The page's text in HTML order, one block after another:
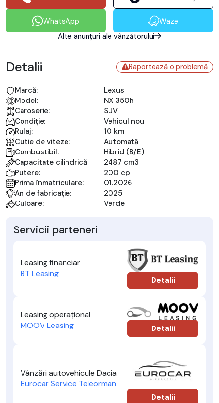
WhatsApp
Waze
Alte anunțuri ale vânzătorului
Detalii Raportează o problemă
Marcă:
Lexus
Model:
NX 350h
Caroserie:
SUV
Condiție:
Vehicul nou
Rulaj:
10 km
Cutie de viteze:
Automată
Combustibil:
Hibrid (B/E)
Capacitate cilindrică:
2487 cm3
Putere:
200 cp
Prima înmatriculare:
01.2026
An de fabricație:
2025
Culoare:
Verde
Servicii parteneri
Leasing financiar
BT Leasing
Detalii
Leasing operațional
MOOV Leasing
Detalii
Vânzări autovehicule Dacia
Eurocar Service Teleorman
Detalii